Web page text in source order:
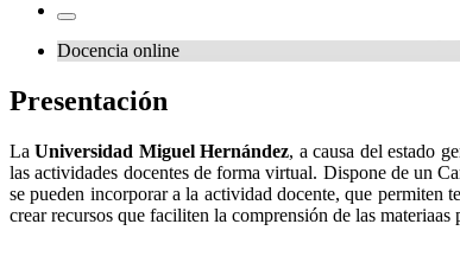
Docencia online
Presentación
LaUniversidad Miguel Hernández, a causa del estado
las actividades docentes de forma virtual. Dispone de un
se pueden incorporar a la actividad docente, que permiten
crear recursos que faciliten la comprensión de las materiaas